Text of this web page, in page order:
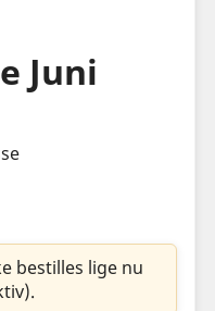
Juni
bestilles lige nu